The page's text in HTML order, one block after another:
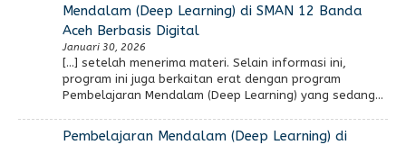
Mendalam (Deep Learning) di SMAN 12 Banda
Aceh Berbasis Digital
Januari 30, 2026
[…] setelah menerima materi. Selain informasi ini,
program ini juga berkaitan erat dengan program
Pembelajaran Mendalam (Deep Learning) yang sedang…
Pembelajaran Mendalam (Deep Learning) di